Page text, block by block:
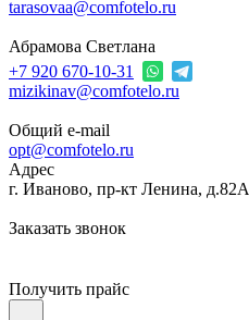
tarasovaa@comfotelo.ru
Абрамова Светлана
+7 920 670-10-31
mizikinav@comfotelo.ru
Общий e-mail
opt@comfotelo.ru
Адрес
г. Иваново, пр-кт Ленина, д.82А
Заказать звонок
Получить прайс